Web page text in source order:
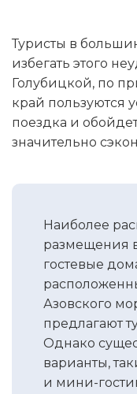
Туристы в
избегать этого
Голубицкой, по
край пользуются
поездка и
значительно
Наиболее
размещения
гостевые
Азовского
предлагают
Однако
варианты,
и мини-